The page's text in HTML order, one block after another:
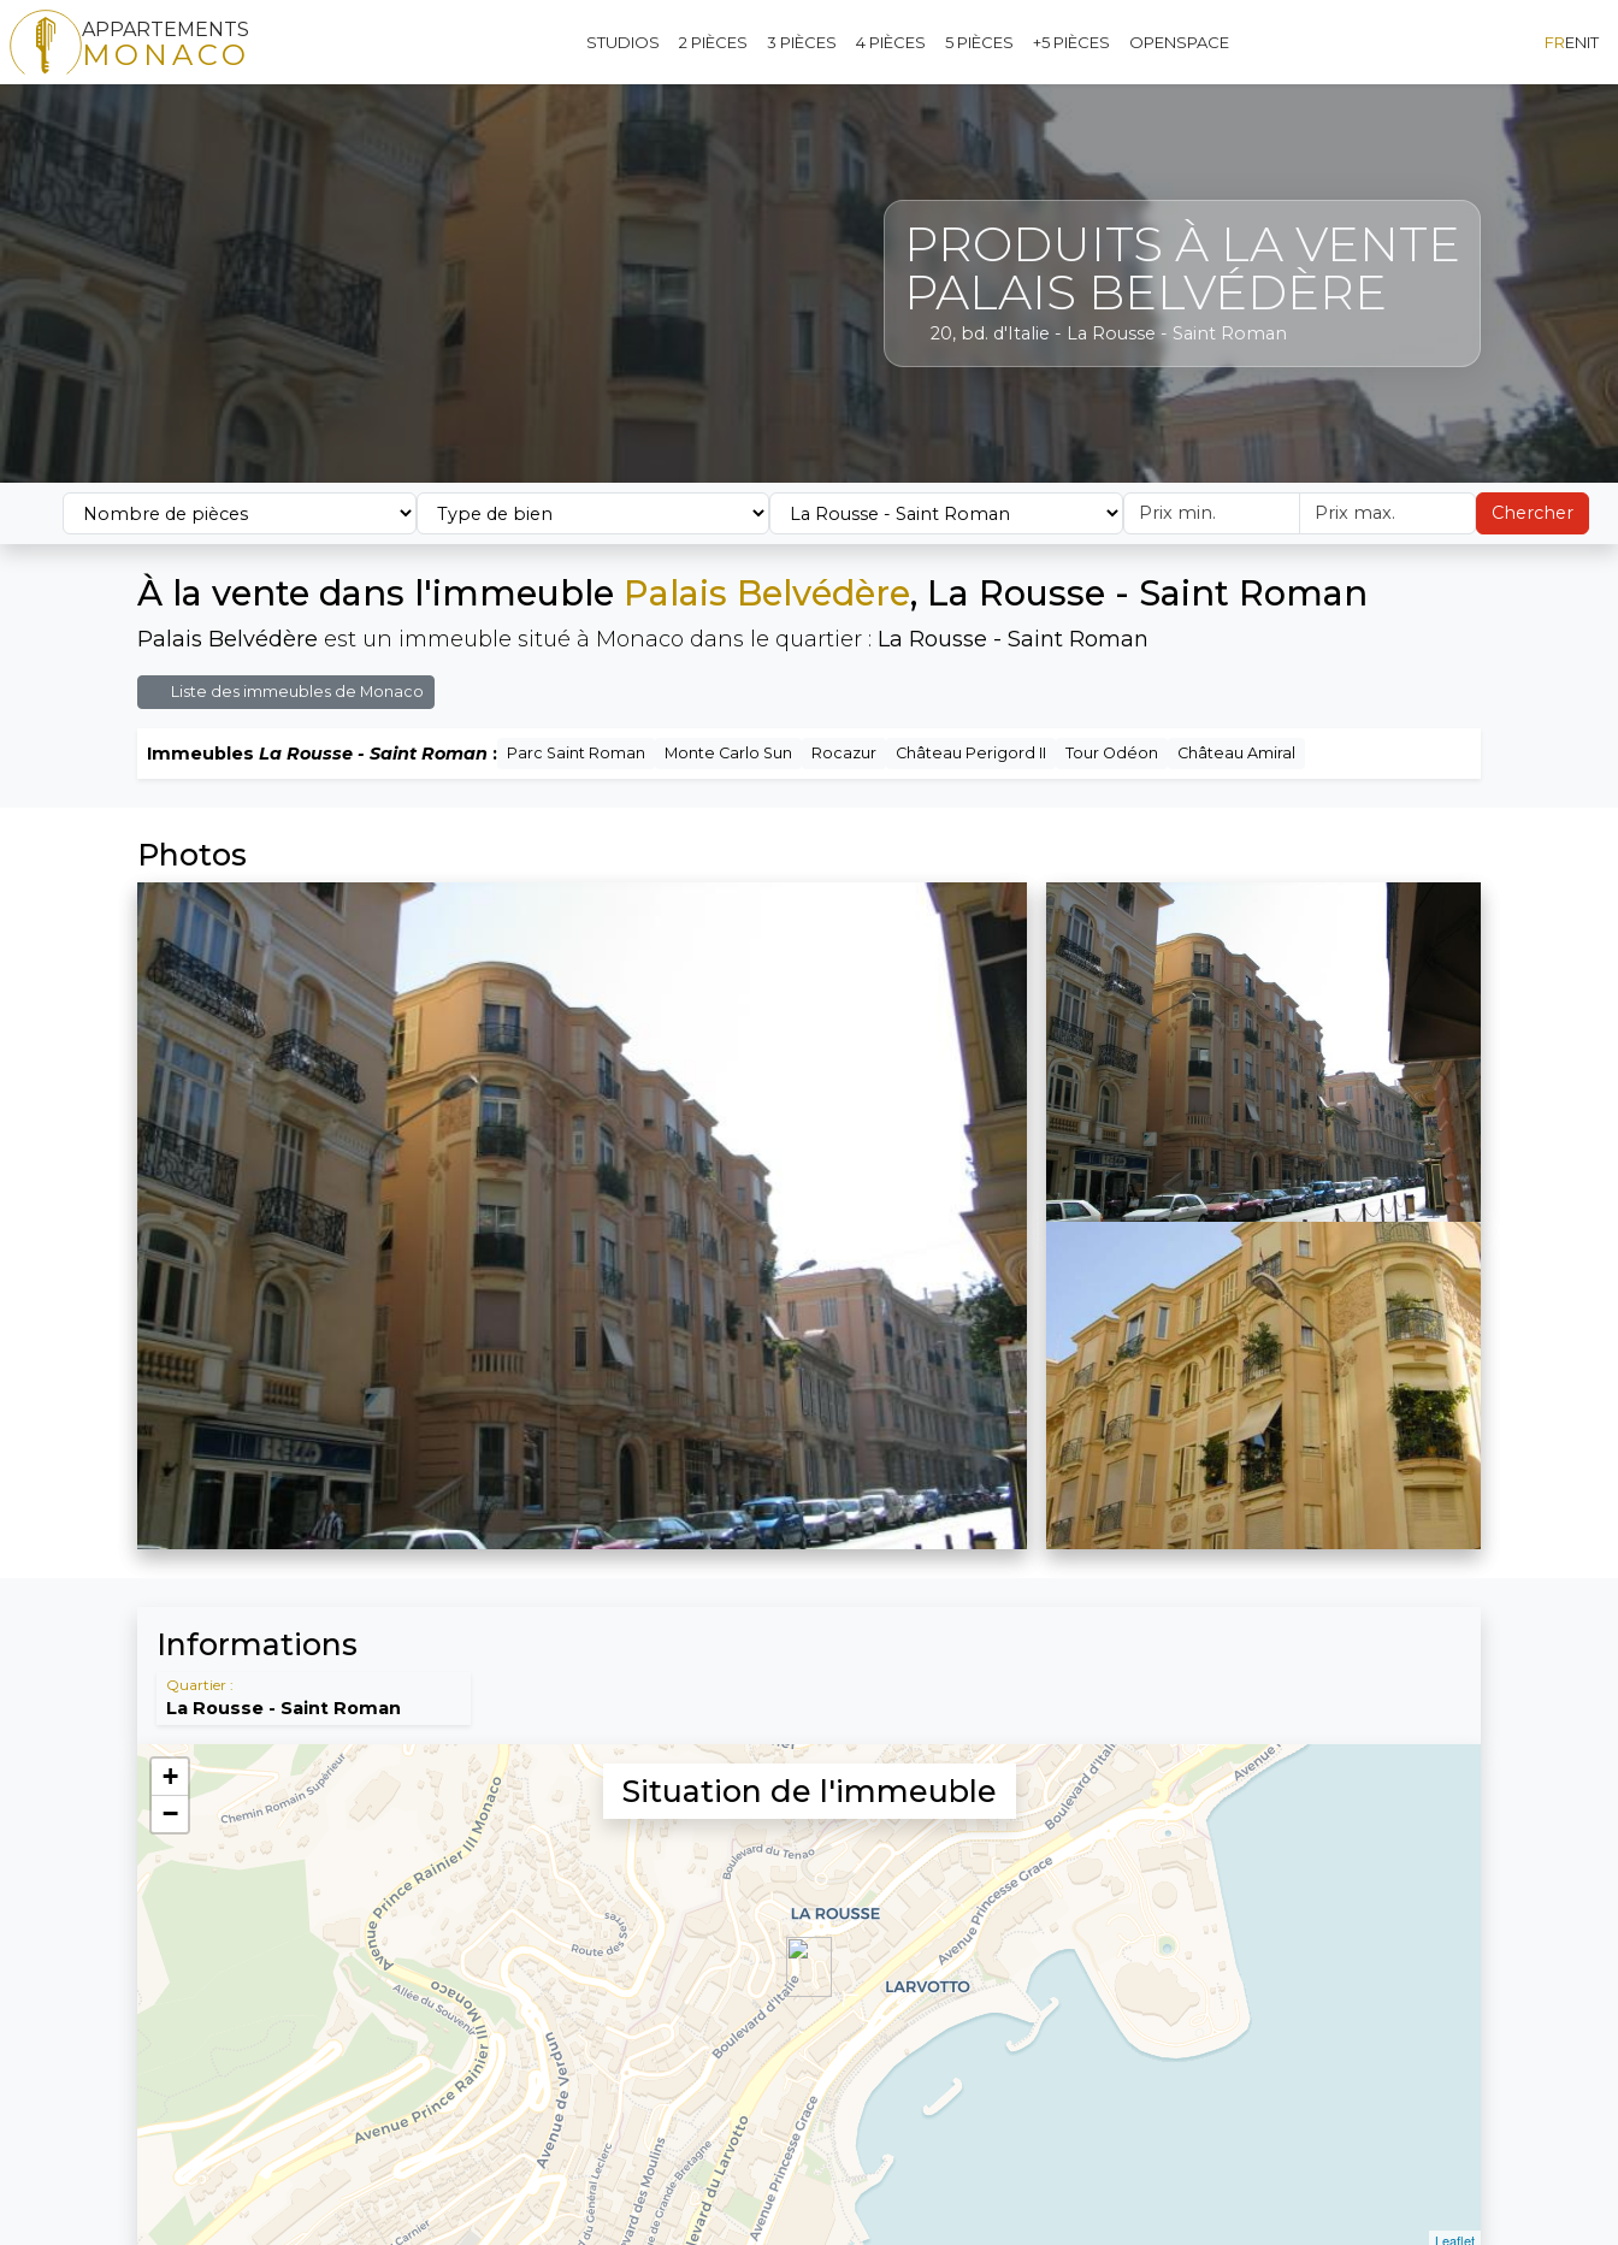
APPARTEMENTS
MONACO STUDIOS 2 PIÈCES 3 PIÈCES 4 PIÈCES 5 PIÈCES +5 PIÈCES OPENSPACE FRENIT
PRODUITS À LA VENTE
PALAIS BELVÉDÈRE
20, bd. d'Italie - La Rousse - Saint Roman
À la vente dans l'immeuble Palais Belvédère, La Rousse - Saint Roman
Palais Belvédère est un immeuble situé à Monaco dans le quartier : La Rousse - Saint Roman
Liste des immeubles de Monaco
Immeubles La Rousse - Saint Roman : Parc Saint Roman Monte Carlo Sun Rocazur Château Perigord II Tour Odéon Château Amiral
Photos
Informations
Quartier :
La Rousse - Saint Roman
Situation de l'immeuble